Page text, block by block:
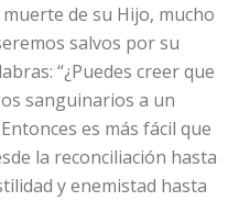
de su Hijo, mucho
salvos por su
“¿Puedes creer que
sanguinarios a un
es más fácil que
la reconciliación hasta
y enemistad hasta